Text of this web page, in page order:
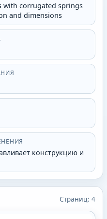
with corrugated springs
and dimensions
конструкцию и
Страниц:4